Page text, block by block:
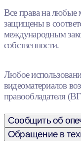
Все права на любые
защищены в
международным
собственности.
Любое
видеоматериалов
правообладателя
Сообщить об
Обращение в